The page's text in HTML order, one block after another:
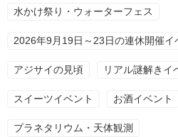
水かけ祭り・ウォーターフェス
2026年9月19日～23日の連休開催イ
アジサイの見頃 リアル謎解きイ
スイーツイベント お酒イベント
プラネタリウム・天体観測